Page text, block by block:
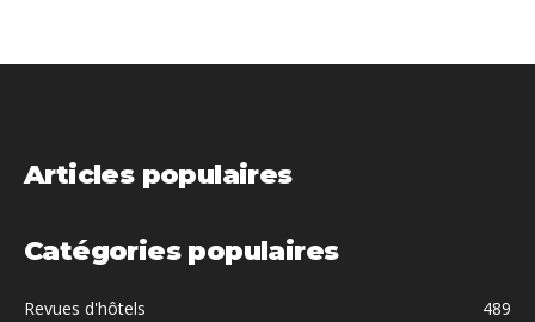
Articles populaires
Catégories populaires
Revues d'hôtels
489